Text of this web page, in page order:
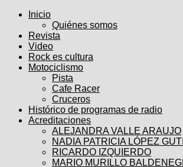
Inicio
Quiénes somos
Revista
Video
Rock es cultura
Motociclismo
Pista
Cafe Racer
Cruceros
Histórico de programas de radio
Acreditaciones
ALEJANDRA VALLE ARAUJO
NADIA PATRICIA LÓPEZ
RICARDO IZQUIERDO
MARIO MURILLO